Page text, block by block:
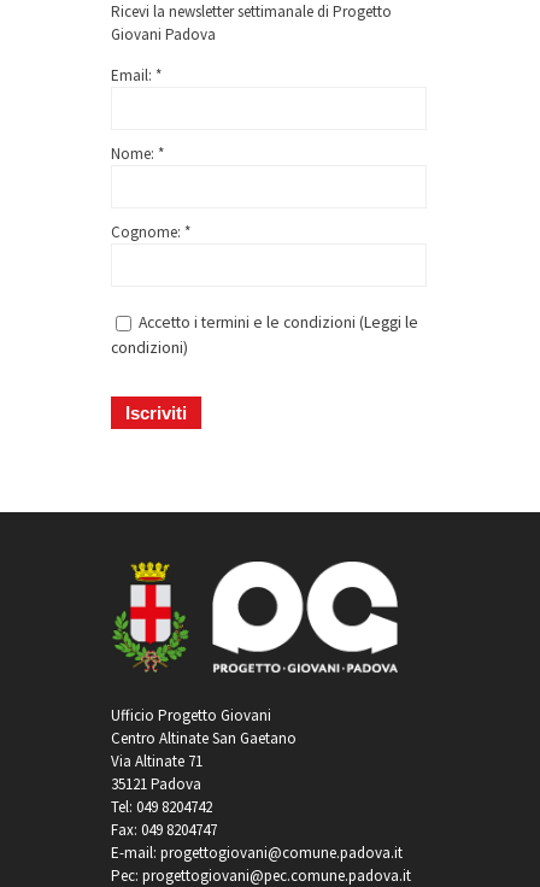
Ricevi la newsletter settimanale di Progetto
Giovani Padova
Email: *
Nome: *
Cognome: *
Accetto i termini e le condizioni (Leggi le
condizioni)
Ufficio Progetto Giovani
Centro Altinate San Gaetano
Via Altinate 71
35121 Padova
Tel: 049 8204742
Fax: 049 8204747
E-mail: progettogiovani@comune.padova.it
Pec: progettogiovani@pec.comune.padova.it